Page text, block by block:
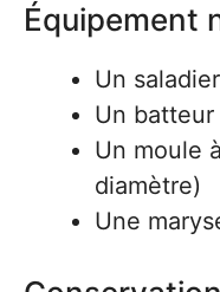
Équipement
Un saladier
Un
Un moule
diamètre)
Une